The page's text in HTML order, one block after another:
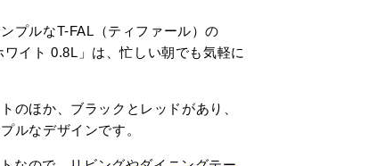
プルなT-FAL（ティファール）の
ワイト 0.8L」は、忙しい朝でも気軽に
のほか、ブラックとレッドがあり、
ルなデザインです。